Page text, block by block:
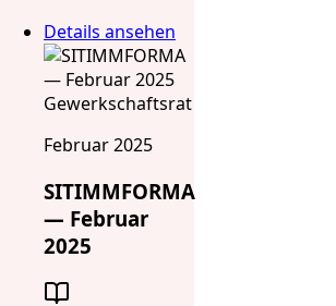
Details ansehen
Gewerkschaftsrat
Februar 2025
SITIMMFORMA
— Februar
2025